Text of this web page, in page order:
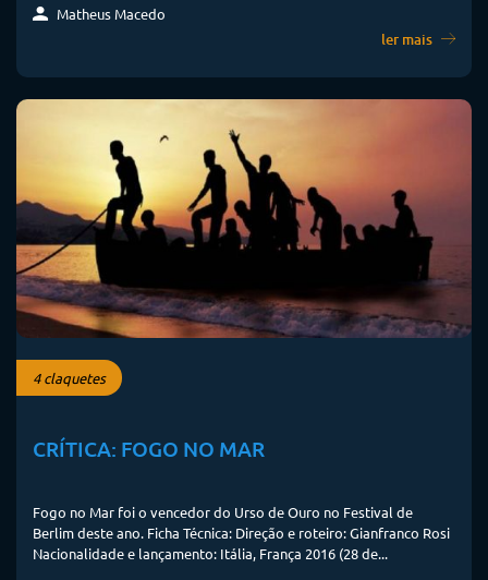
Matheus Macedo
ler mais
4 claquetes
CRÍTICA: FOGO NO MAR
Fogo no Mar foi o vencedor do Urso de Ouro no Festival de
Berlim deste ano. Ficha Técnica: Direção e roteiro: Gianfranco Rosi
Nacionalidade e lançamento: Itália, França 2016 (28 de...